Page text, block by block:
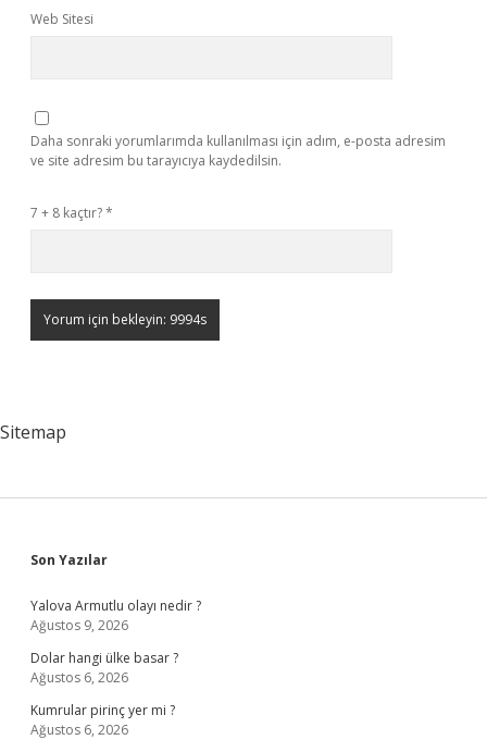
Web Sitesi
Daha sonraki yorumlarımda kullanılması için adım, e-posta adresim
ve site adresim bu tarayıcıya kaydedilsin.
7 + 8 kaçtır?*
Sitemap
Sidebar
Son Yazılar
Yalova Armutlu olayı nedir ?
Ağustos 9, 2026
Dolar hangi ülke basar ?
Ağustos 6, 2026
Kumrular pirinç yer mi ?
Ağustos 6, 2026